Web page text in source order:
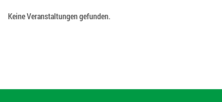
Keine Veranstaltungen gefunden.